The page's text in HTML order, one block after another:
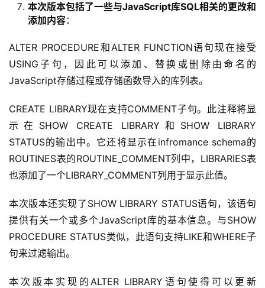
用
本次版本包括了一些与JavaScript库SQL相关的更改和
添加内容：
ALTER PROCEDURE和ALTER FUNCTION语句现在接受
USING子句，因此可以添加、替换或删除由命名的
JavaScript存储过程或存储函数导入的库列表。
CREATE LIBRARY现在支持COMMENT子句。此注释将显
示在SHOW CREATE LIBRARY和SHOW LIBRARY
STATUS的输出中。它还将显示在infromance schema的
ROUTINES表的ROUTINE_COMMENT列中，LIBRARIES表
也添加了一个LIBRARY_COMMENT列用于显示此值。
本次版本还实现了SHOW LIBRARY STATUS语句，该语句
提供有关一个或多个JavaScript库的基本信息。与SHOW
PROCEDURE STATUS类似，此语句支持LIKE和WHERE子
句来过滤输出。
本次版本实现的ALTER LIBRARY语句使得可以更新